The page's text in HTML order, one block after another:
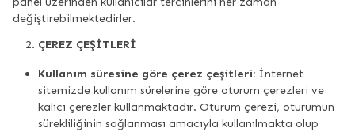
değiştirebilmektedirler.
ÇEREZ ÇEŞİTLERİ
Kullanım süresine göre çerez çeşitleri: İnternet
sitemizde kullanım sürelerine göre oturum çerezleri ve
kalıcı çerezler kullanmaktadır. Oturum çerezi, oturumun
sürekliliğinin sağlanması amacıyla kullanılmakta olup